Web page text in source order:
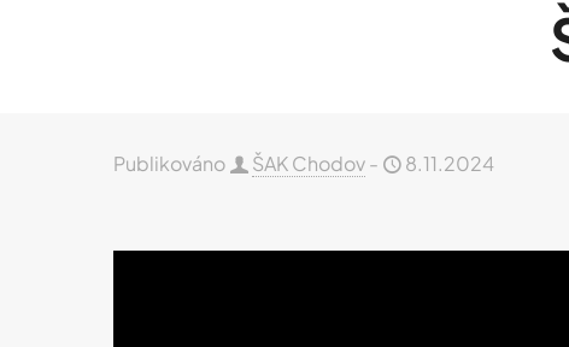
Publikováno ŠAK Chodov- 8.11.2024